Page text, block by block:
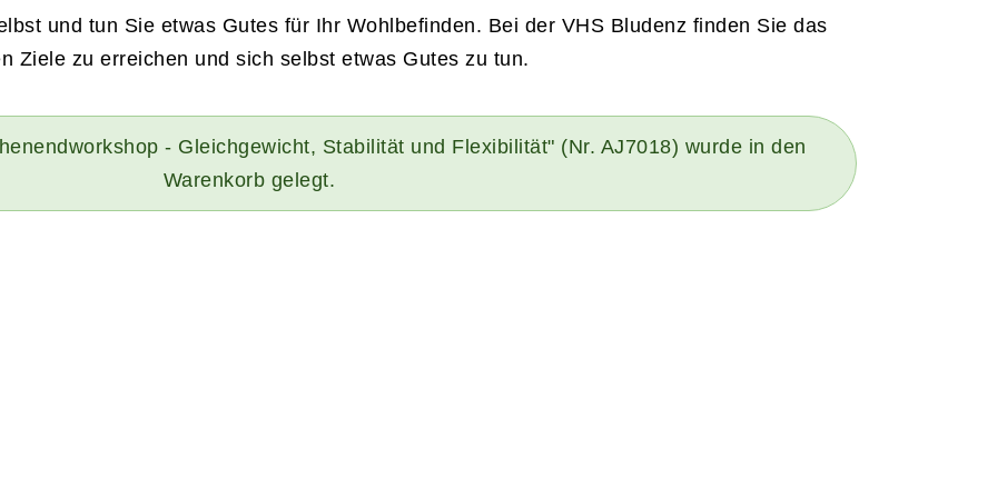
und tun Sie etwas Gutes für Ihr Wohlbefinden. Bei der VHS Bludenz finden Sie das
Ziele zu erreichen und sich selbst etwas Gutes zu tun.
- Gleichgewicht, Stabilität und Flexibilität" (Nr. AJ7018) wurde in den
Warenkorb gelegt.